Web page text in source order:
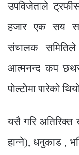
उपविजेताले
हजार एक सय
संचालक
आत्मनन्द कप छथर
पाेल्टाेमा पारेकाे
यसै गरि अतिरिक्त
हान्ने), धनुकाड ,